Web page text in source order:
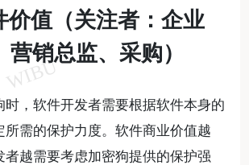
价值（关注者：企业
营销总监、采购）
时，软件开发者需要根据软件本身的
所需的保护力度。软件商业价值越
者越需要考虑加密狗提供的保护强